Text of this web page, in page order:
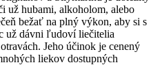
už hubami, alkoholom, alebo
bežať na plný výkon, aby si s
už dávni ľudoví liečitelia
Jeho účinok je cenený
liekov dostupných